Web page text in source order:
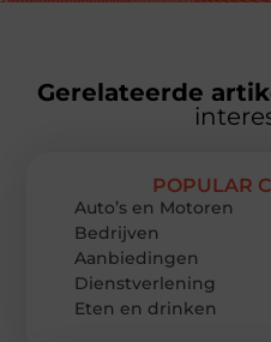
Gerelateerde
POPULAR
Auto’s en Motoren
Bedrijven
Aanbiedingen
Dienstverlening
Eten en drinken